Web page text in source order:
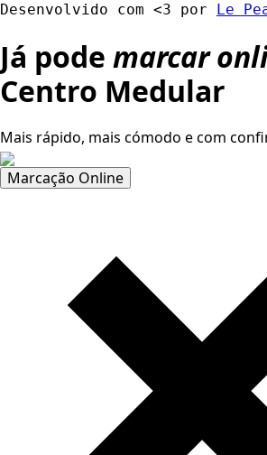
Desenvolvido com <3 por Le
Já pode marcar
Centro Medular
Mais rápido, mais cómodo e com
Marcação Online